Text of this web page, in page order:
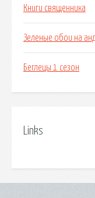
Книги священника
Зеленые обои на
Беглецы 1 сезон
Links